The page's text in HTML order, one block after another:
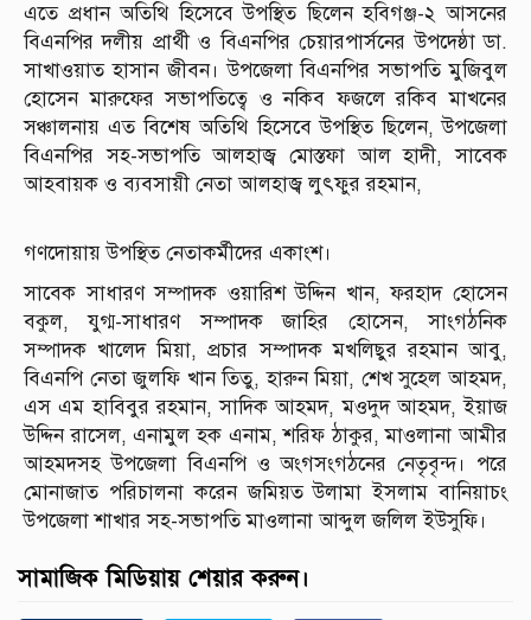
এতে প্রধান অতিথি হিসেবে উপস্থিত ছিলেন হবিগঞ্জ-২ আসনের
বিএনপির দলীয় প্রার্থী ও বিএনপির চেয়ারপার্সনের উপদেষ্ঠা ডা.
সাখাওয়াত হাসান জীবন। উপজেলা বিএনপির সভাপতি মুজিবুল
হোসেন মারুফের সভাপতিত্বে ও নকিব ফজলে রকিব মাখনের
সঞ্চালনায় এত বিশেষ অতিথি হিসেবে উপস্থিত ছিলেন, উপজেলা
বিএনপির সহ-সভাপতি আলহাজ্ব মোস্তফা আল হাদী, সাবেক
আহবায়ক ও ব্যবসায়ী নেতা আলহাজ্ব লুৎফুর রহমান,
গণদোয়ায় উপস্থিত নেতাকর্মীদের একাংশ।
সাবেক সাধারণ সম্পাদক ওয়ারিশ উদ্দিন খান, ফরহাদ হোসেন
বকুল, যুগ্ম-সাধারণ সম্পাদক জাহির হোসেন, সাংগঠনিক
সম্পাদক খালেদ মিয়া, প্রচার সম্পাদক মখলিছুর রহমান আবু,
বিএনপি নেতা জুলফি খান তিতু, হারুন মিয়া, শেখ সুহেল আহমদ,
এস এম হাবিবুর রহমান, সাদিক আহমদ, মওদুদ আহমদ, ইয়াজ
উদ্দিন রাসেল, এনামুল হক এনাম, শরিফ ঠাকুর, মাওলানা আমীর
আহমদসহ উপজেলা বিএনপি ও অংগসংগঠনের নেতৃবৃন্দ। পরে
মোনাজাত পরিচালনা করেন জমিয়ত উলামা ইসলাম বানিয়াচং
উপজেলা শাখার সহ-সভাপতি মাওলানা আব্দুল জলিল ইউসুফি।
সামাজিক মিডিয়ায় শেয়ার করুন।